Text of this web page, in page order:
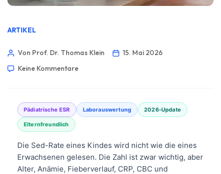
ARTIKEL
Von Prof. Dr. Thomas Klein
15. Mai 2026
Keine Kommentare
Pädiatrische ESR Laborauswertung 2026-Update
Elternfreundlich
Die Sed-Rate eines Kindes wird nicht wie die eines
Erwachsenen gelesen. Die Zahl ist zwar wichtig, aber
Alter, Anämie, Fieberverlauf, CRP, CBC und